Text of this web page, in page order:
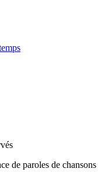
de paroles de chansons